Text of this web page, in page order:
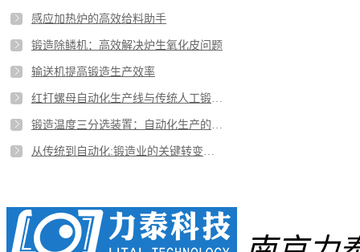
感应加热炉的高效给料助手
锻造除鳞机：高效解决炉生氧化皮问题
输送机提高锻造生产效率
红打螺母自动化生产线与传统人工锻打生产线的差异
锻造温度三分选装置：自动化生产的关键拼图
从传统到自动化:锻造业的关键转变——自动化上料机